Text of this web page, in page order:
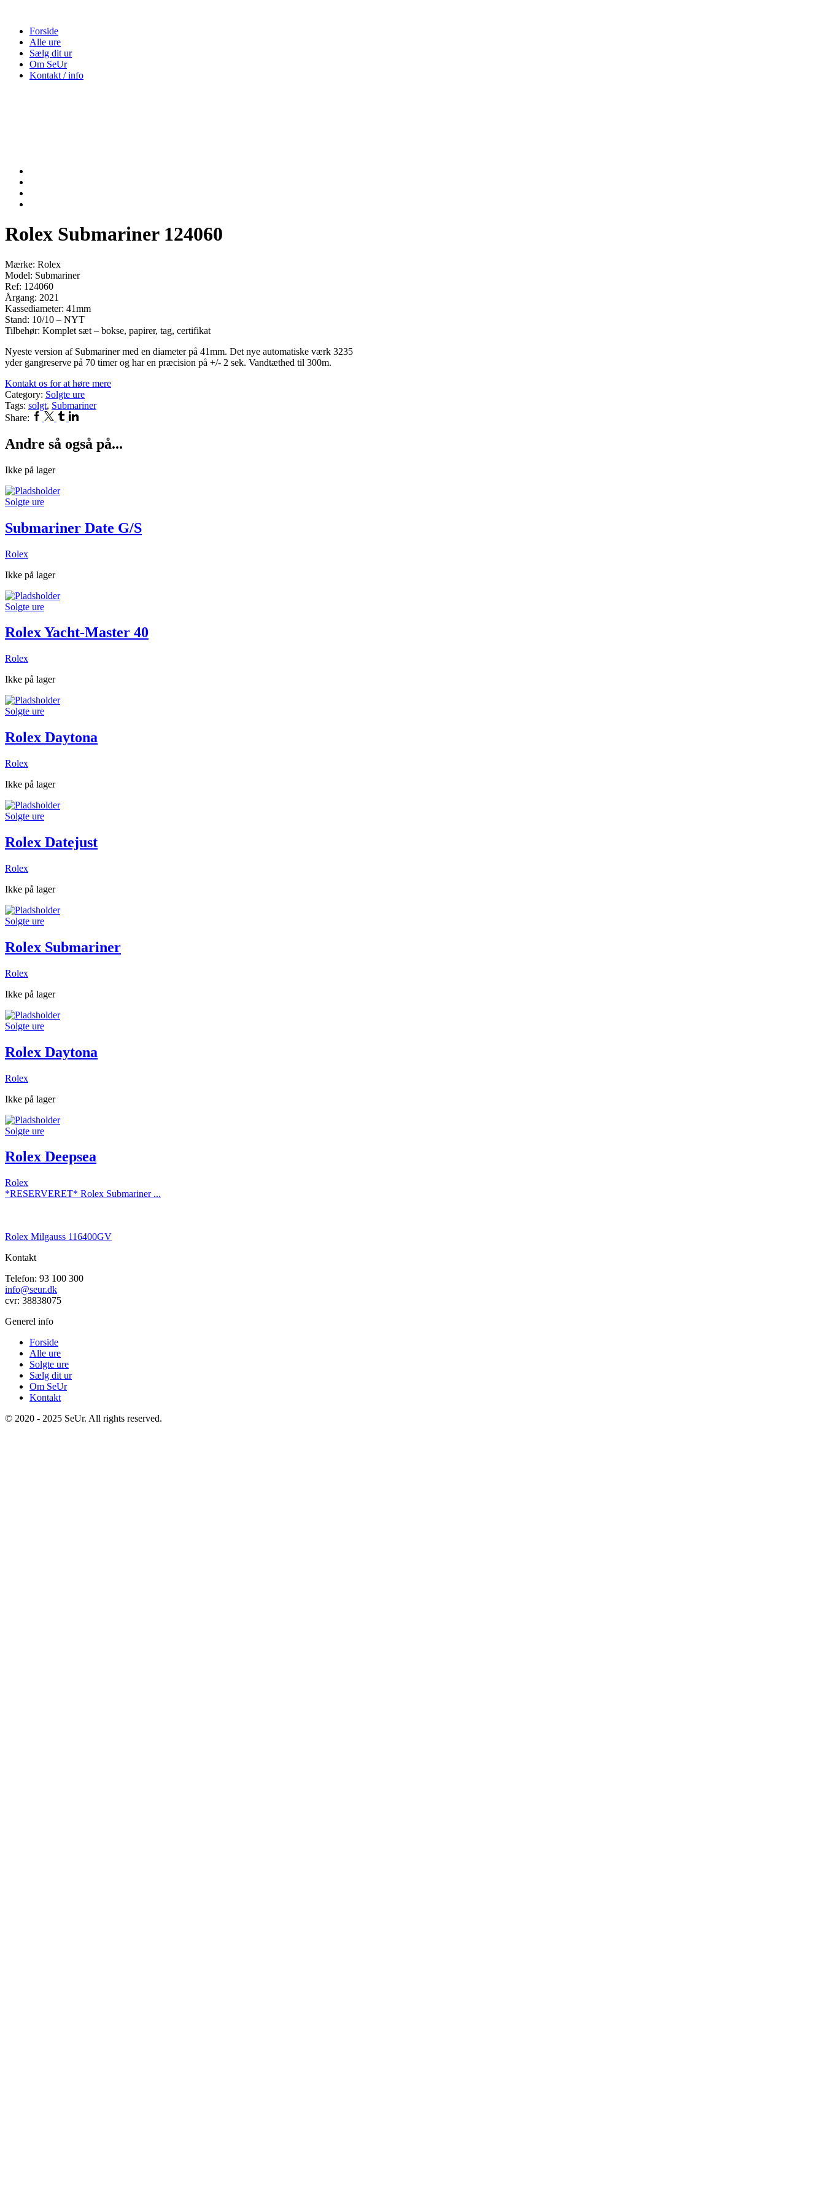
Forside
Alle ure
Sælg dit ur
Om SeUr
Kontakt / info
Rolex Submariner 124060
Mærke: Rolex
Model: Submariner
Ref: 124060
Årgang: 2021
Kassediameter: 41mm
Stand: 10/10 – NYT
Tilbehør: Komplet sæt – bokse, papirer, tag, certifikat
Nyeste version af Submariner med en diameter på 41mm. Det nye automatiske værk 3235
yder gangreserve på 70 timer og har en præcision på +/- 2 sek. Vandtæthed til 300m.
Kontakt os for at høre mere
Category: Solgte ure
Tags: solgt, Submariner
Share: Facebook
Twitter
TumblrLinkedin
Andre så også på...
Ikke på lager
Solgte ure
Submariner Date G/S
Rolex
Ikke på lager
Solgte ure
Rolex Yacht-Master 40
Rolex
Ikke på lager
Solgte ure
Rolex Daytona
Rolex
Ikke på lager
Solgte ure
Rolex Datejust
Rolex
Ikke på lager
Solgte ure
Rolex Submariner
Rolex
Ikke på lager
Solgte ure
Rolex Daytona
Rolex
Ikke på lager
Solgte ure
Rolex Deepsea
Rolex
*RESERVERET* Rolex Submariner ...
Rolex Milgauss 116400GV
Kontakt
Telefon: 93 100 300
info@seur.dk
cvr: 38838075
Generel info
Forside
Alle ure
Solgte ure
Sælg dit ur
Om SeUr
Kontakt
© 2020 - 2025 SeUr. All rights reserved.